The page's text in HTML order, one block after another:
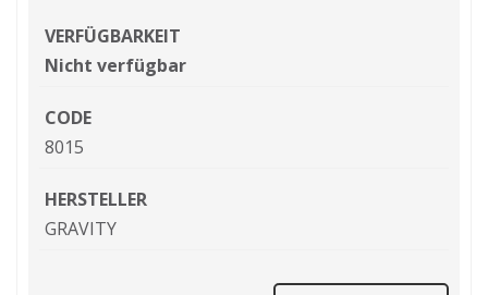
VERFÜGBARKEIT
Nicht verfügbar
CODE
8015
HERSTELLER
GRAVITY